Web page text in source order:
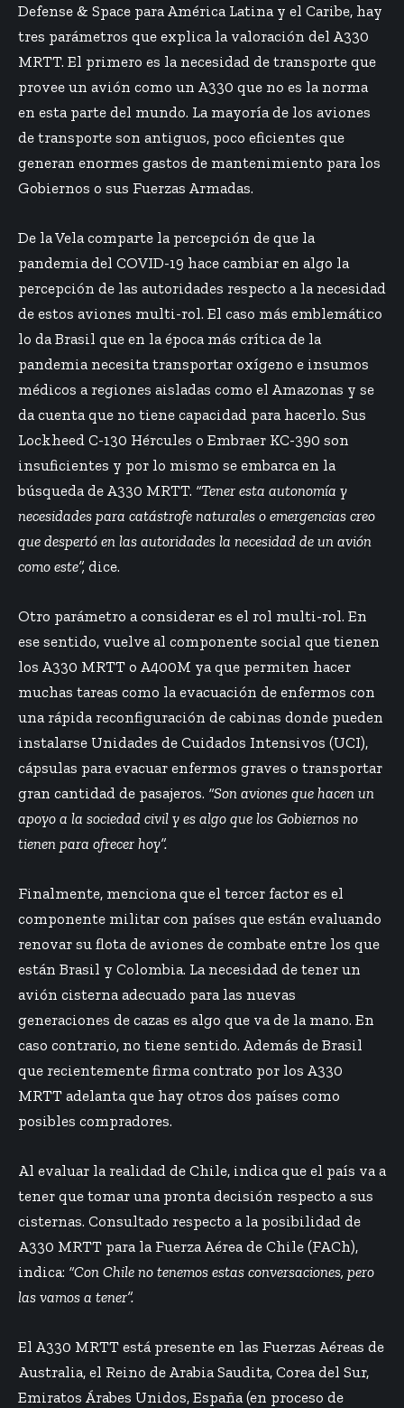
Defense & Space para América Latina y el Caribe, hay
tres parámetros que explica la valoración del A330
MRTT. El primero es la necesidad de transporte que
provee un avión como un A330 que no es la norma
en esta parte del mundo. La mayoría de los aviones
de transporte son antiguos, poco eficientes que
generan enormes gastos de mantenimiento para los
Gobiernos o sus Fuerzas Armadas.
De la Vela comparte la percepción de que la
pandemia del COVID-19 hace cambiar en algo la
percepción de las autoridades respecto a la necesidad
de estos aviones multi-rol. El caso más emblemático
lo da Brasil que en la época más crítica de la
pandemia necesita transportar oxígeno e insumos
médicos a regiones aisladas como el Amazonas y se
da cuenta que no tiene capacidad para hacerlo. Sus
Lockheed C-130 Hércules o Embraer KC-390 son
insuficientes y por lo mismo se embarca en la
búsqueda de A330 MRTT. “Tener esta autonomía y
necesidades para catástrofe naturales o emergencias creo
que despertó en las autoridades la necesidad de un avión
como este”, dice.
Otro parámetro a considerar es el rol multi-rol. En
ese sentido, vuelve al componente social que tienen
los A330 MRTT o A400M ya que permiten hacer
muchas tareas como la evacuación de enfermos con
una rápida reconfiguración de cabinas donde pueden
instalarse Unidades de Cuidados Intensivos (UCI),
cápsulas para evacuar enfermos graves o transportar
gran cantidad de pasajeros. “Son aviones que hacen un
apoyo a la sociedad civil y es algo que los Gobiernos no
tienen para ofrecer hoy”.
Finalmente, menciona que el tercer factor es el
componente militar con países que están evaluando
renovar su flota de aviones de combate entre los que
están Brasil y Colombia. La necesidad de tener un
avión cisterna adecuado para las nuevas
generaciones de cazas es algo que va de la mano. En
caso contrario, no tiene sentido. Además de Brasil
que recientemente firma contrato por los A330
MRTT adelanta que hay otros dos países como
posibles compradores.
Al evaluar la realidad de Chile, indica que el país va a
tener que tomar una pronta decisión respecto a sus
cisternas. Consultado respecto a la posibilidad de
A330 MRTT para la Fuerza Aérea de Chile (FACh),
indica: “Con Chile no tenemos estas conversaciones, pero
las vamos a tener”.
El A330 MRTT está presente en las Fuerzas Aéreas de
Australia, el Reino de Arabia Saudita, Corea del Sur,
Emiratos Árabes Unidos, España (en proceso de